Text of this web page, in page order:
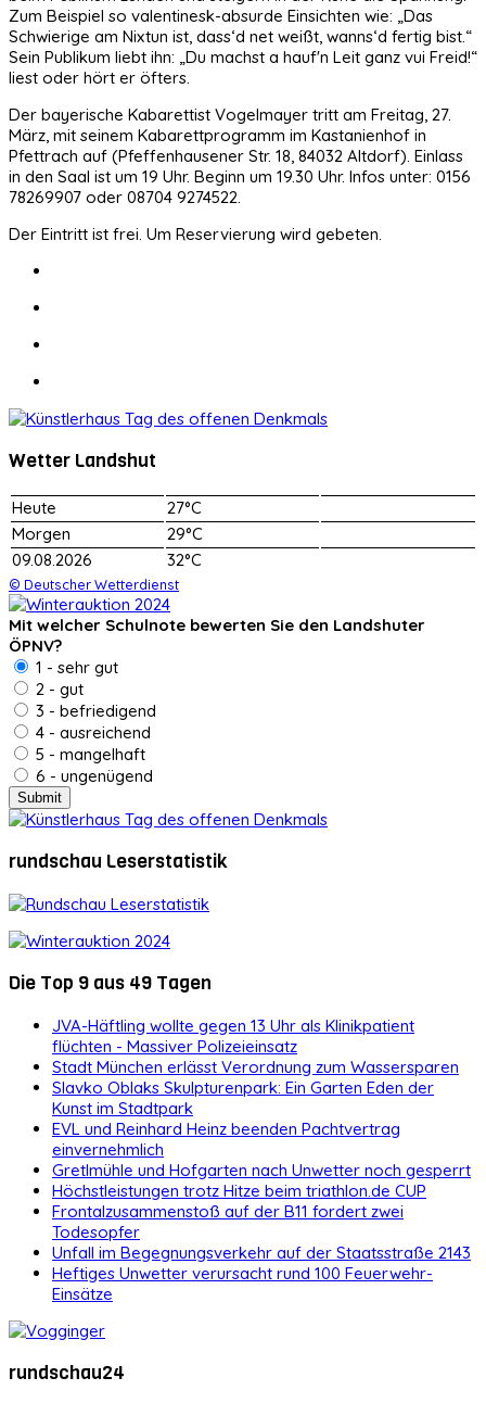
Zum Beispiel so valentinesk-absurde Einsichten wie: „Das
Schwierige am Nixtun ist, dass‘d net weißt, wanns‘d fertig bist.“
Sein Publikum liebt ihn: „Du machst a hauf'n Leit ganz vui Freid!“
liest oder hört er öfters.
Der bayerische Kabarettist Vogelmayer tritt am Freitag, 27.
März, mit seinem Kabarettprogramm im Kastanienhof in
Pfettrach auf (Pfeffenhausener Str. 18, 84032 Altdorf). Einlass
in den Saal ist um 19 Uhr. Beginn um 19.30 Uhr. Infos unter: 0156
78269907 oder 08704 9274522.
Der Eintritt ist frei. Um Reservierung wird gebeten.
Wetter Landshut
Heute
27°C
Morgen
29°C
09.08.2026
32°C
© Deutscher Wetterdienst
Mit welcher Schulnote bewerten Sie den Landshuter
ÖPNV?
1 - sehr gut
2 - gut
3 - befriedigend
4 - ausreichend
5 - mangelhaft
6 - ungenügend
rundschau Leserstatistik
Die Top 9 aus 49 Tagen
JVA-Häftling wollte gegen 13 Uhr als Klinikpatient
flüchten - Massiver Polizeieinsatz
Stadt München erlässt Verordnung zum Wassersparen
Slavko Oblaks Skulpturenpark: Ein Garten Eden der
Kunst im Stadtpark
EVL und Reinhard Heinz beenden Pachtvertrag
einvernehmlich
Gretlmühle und Hofgarten nach Unwetter noch gesperrt
Höchstleistungen trotz Hitze beim triathlon.de CUP
Frontalzusammenstoß auf der B11 fordert zwei
Todesopfer
Unfall im Begegnungsverkehr auf der Staatsstraße 2143
Heftiges Unwetter verursacht rund 100 Feuerwehr-
Einsätze
rundschau24